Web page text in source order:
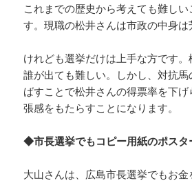
これまでの歴史から考えても難しい
す。現職の松井さんは市政の中身は
けれども選挙だけは上手な方です
誰が出ても難しい。しかし、対抗
ばすことで松井さんの得票率を下
張感をもたらすことになります。
◆市長選挙でもコピー用紙のポスタ
大山さんは、広島市長選挙でもお